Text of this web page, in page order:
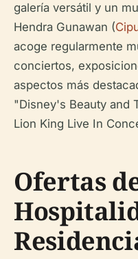
galería versátil y un
Hendra Gunawan (
acoge regularmente
conciertos,
aspectos más
"Disney's Beauty and
Lion King Live In
Ofertas